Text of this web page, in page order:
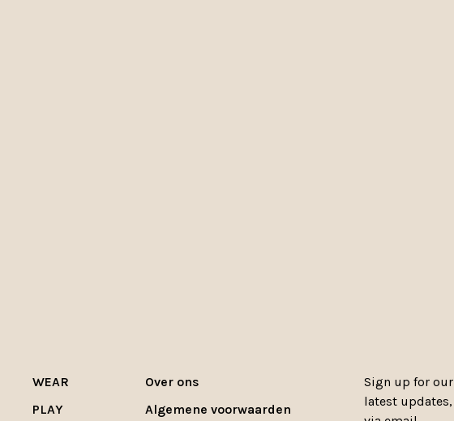
WEAR
PLAY
Over ons
Algemene voorwaarden
Sign up for
latest